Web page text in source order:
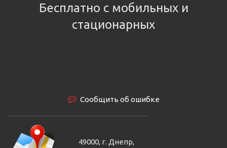
Бесплатно с мобильных и
стационарных
Сообщить об ошибке
49000, г. Днепр,